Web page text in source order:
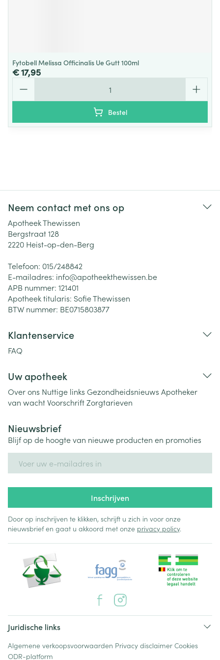
Fytobell Melissa Officinalis Ue Gutt 100ml
€ 17,95
Bestel
Neem contact met ons op
Apotheek Thewissen
Bergstraat 128
2220 Heist-op-den-Berg
Telefoon: 015/248842
E-mailadres: info@apotheekthewissen.be
APB nummer: 121401
Apotheek titularis: Sofie Thewissen
BTW nummer: BE0715803877
Klantenservice
FAQ
Uw apotheek
Over ons Nuttige links Gezondheidsnieuws Apotheker
van wachtVoorschriftZorgtarieven
Nieuwsbrief
Blijf op de hoogte van nieuwe producten en promoties
Inschrijven
Door op inschrijven te klikken, schrijft u zich in voor onze
nieuwsbrief en gaat u akkoord met onze privacy policy.
Juridische links
Algemene verkoopsvoorwaarden Privacy disclaimer Cookies
ODR-platform